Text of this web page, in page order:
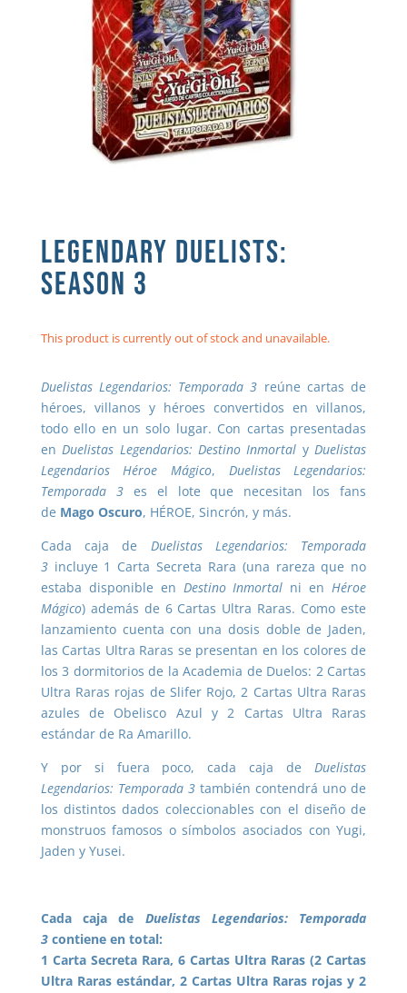
LEGENDARY DUELISTS:
SEASON 3
This product is currently out of stock and unavailable.
Duelistas Legendarios: Temporada 3 reúne cartas de
héroes, villanos y héroes convertidos en villanos,
todo ello en un solo lugar. Con cartas presentadas
en Duelistas Legendarios: Destino Inmortal y Duelistas
Legendarios Héroe Mágico, Duelistas Legendarios:
Temporada 3es el lote que necesitan los fans
de Mago Oscuro, HÉROE, Sincrón, y más.
Cada caja de Duelistas Legendarios: Temporada
3incluye 1 Carta Secreta Rara (una rareza que no
estaba disponible en Destino Inmortal ni en Héroe
Mágico) además de 6 Cartas Ultra Raras. Como este
lanzamiento cuenta con una dosis doble de Jaden,
las Cartas Ultra Raras se presentan en los colores de
los 3 dormitorios de la Academia de Duelos: 2 Cartas
Ultra Raras rojas de Slifer Rojo, 2 Cartas Ultra Raras
azules de Obelisco Azul y 2 Cartas Ultra Raras
estándar de Ra Amarillo.
Y por si fuera poco, cada caja de Duelistas
Legendarios: Temporada 3también contendrá uno de
los distintos dados coleccionables con el diseño de
monstruos famosos o símbolos asociados con Yugi,
Jaden y Yusei.
Cada caja de Duelistas Legendarios: Temporada
3contiene en total:
1 Carta Secreta Rara, 6 Cartas Ultra Raras (2 Cartas
Ultra Raras estándar, 2 Cartas Ultra Raras rojas y 2